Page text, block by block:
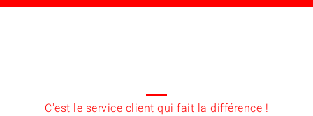
C'est le service client qui fait la différence !